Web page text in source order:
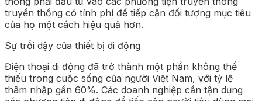
truyền thống có tính phí để tiếp cận đối tượng mục tiêu
của họ một cách hiệu quả hơn.
Sự trỗi dậy của thiết bị di động
Điện thoại di động đã trở thành một phần không thể
thiếu trong cuộc sống của người Việt Nam, với tỷ lệ
thâm nhập gần 60%. Các doanh nghiệp cần tận dụng